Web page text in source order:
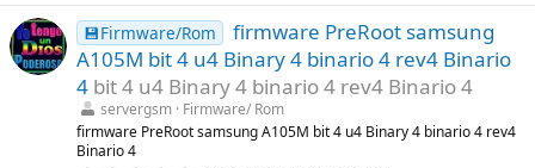
0
0
e
s
t
r
e
l
💾Firmware/Rom
firmware PreRoot samsung
A105M bit 4 u4 Binary 4 binario 4 rev4 Binario
4 bit 4 u4 Binary 4 binario 4 rev4 Binario 4
servergsm Firmware/ Rom
firmware PreRoot samsung A105M bit 4 u4 Binary 4 binario 4 rev4
Binario 4